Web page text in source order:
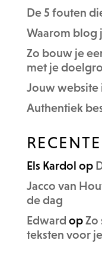
De 5 fouten
Waarom blog
Zo bouw je
met je
Jouw website
Authentiek
Els Kardol op
Jacco van
de dag
Edward opZo
teksten voor